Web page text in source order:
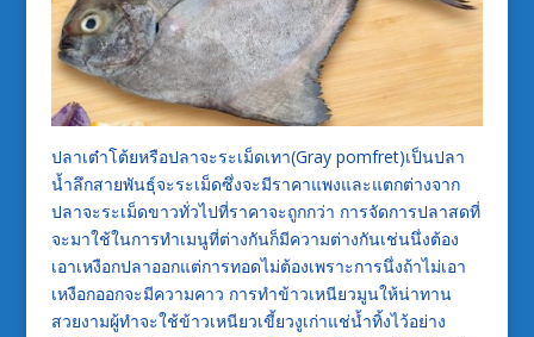
ปลาเต๋าโต้ยหรือปลาจะระเม็ดเทา(Gray pomfret)เป็นปลา
น้ำลึกสายพันธุ์จะระเม็ดซึ่งจะมีราคาแพงและแตกต่างจาก
ปลาจะระเม็ดขาวทั่วไปที่ราคาจะถูกกว่า การจัดการปลาสดที่
จะมาใช้ในการทำเมนูที่ต่างกันก็มีความต่างกันเช่นนึ่งต้อง
เอาเหงือกปลาออกแต่การทอดไม่ต้องเพราะการนึ่งถ้าไม่เอา
เหงือกออกจะมีความคาว การทำข้าวเหนียวมูนให้น่าทาน
สวยงามผู้ทำจะใช้ข้าวเหนียวเขี้ยวงูเก่าแช่น้ำทิ้งไว้อย่าง